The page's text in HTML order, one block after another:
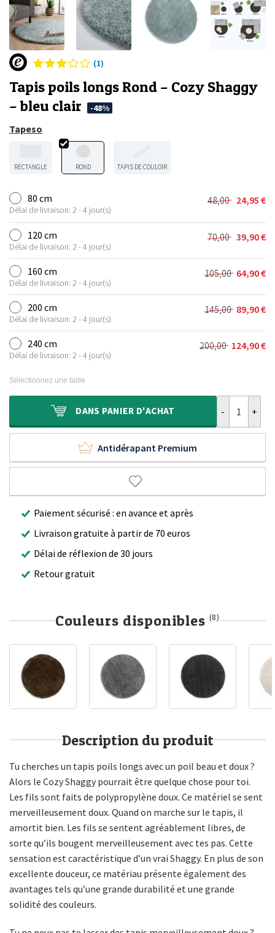
(1)
Tapis poils longs Rond – Cozy Shaggy
– bleu clair
-48%
Tapeso
RECTANGLE ROND TAPIS DE COULOIR
80 cm
Délai de livraison: 2 - 4 jour(s)
48,00
Le
prix
initial
était :
48,00 €.
24,95 €
Le
prix
actuel
est :
24,95 €.
120 cm
Délai de livraison: 2 - 4 jour(s)
70,00
Le
prix
initial
était :
70,00 €.
39,90€
Le
prix
actuel
est :
39,90 €.
160 cm
Délai de livraison: 2 - 4 jour(s)
105,00
Le
prix
initial
était :
105,00 €.
64,90€
Le
prix
actuel
est :
64,90 €.
200 cm
Délai de livraison: 2 - 4 jour(s)
145,00
Le
prix
initial
était :
89,90€
Le
prix
actuel
est :
240 cm
Délai de livraison: 2 - 4 jour(s)
200,00
Le
200,00 €.
124,90€
Le
124,90 €.
Sélectionnez une taille
DANS PANIER D'ACHAT
Antidérapant Premium
Paiement sécurisé : en avance et après
Livraison gratuite à partir de 70 euros
Délai de réflexion de 30 jours
Retour gratuit
Couleurs disponibles (8)
Description du produit
Tu cherches un tapis poils longs avec un poil beau et doux ?
Alors le Cozy Shaggy pourrait être quelque chose pour toi.
Les fils sont faits de polypropylène doux. Ce matériel se sent
merveilleusement doux. Quand on marche sur le tapis, il
amortit bien. Les fils se sentent agréablement libres, de
sorte qu’ils bougent merveilleusement avec tes pas. Cette
sensation est caractéristique d’un vrai Shaggy. En plus de son
excellente douceur, ce matériau présente également des
avantages tels qu’une grande durabilité et une grande
solidité des couleurs.